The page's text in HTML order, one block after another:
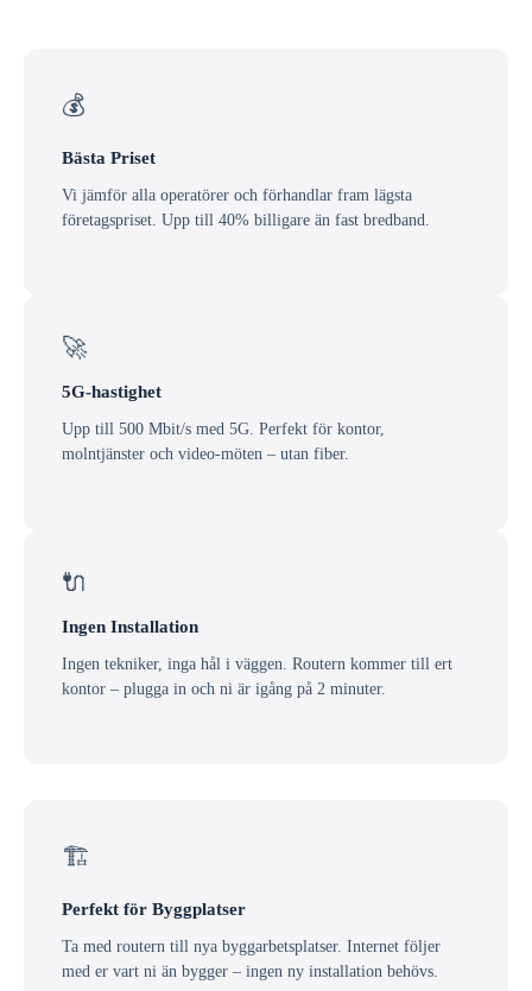
💰
Bästa Priset
Vi jämför alla operatörer och förhandlar fram lägsta
företagspriset. Upp till 40% billigare än fast bredband.
🚀
5G-hastighet
Upp till 500 Mbit/s med 5G. Perfekt för kontor,
molntjänster och video-möten – utan fiber.
🔌
Ingen Installation
Ingen tekniker, inga hål i väggen. Routern kommer till ert
kontor – plugga in och ni är igång på 2 minuter.
🏗️
Perfekt för Byggplatser
Ta med routern till nya byggarbetsplatser. Internet följer
med er vart ni än bygger – ingen ny installation behövs.